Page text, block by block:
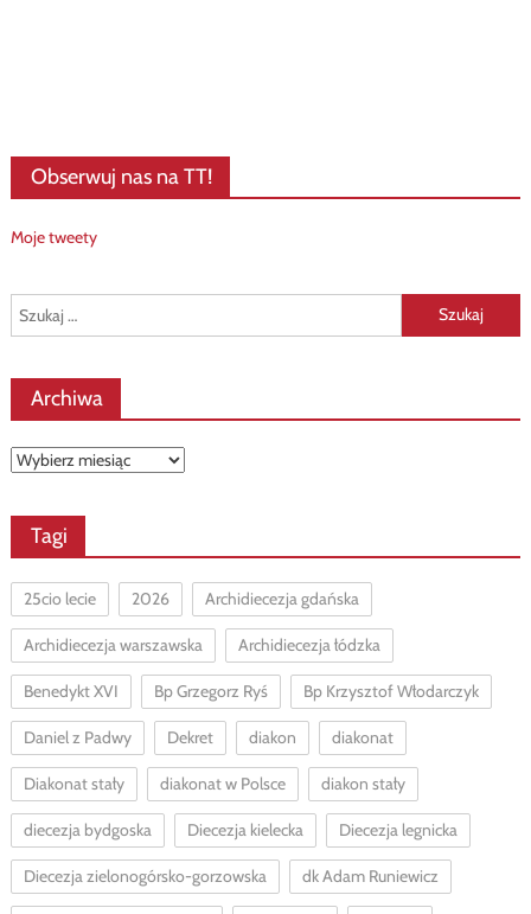
Obserwuj nas na TT!
Moje tweety
Szukaj:
Archiwa
Archiwa
Tagi
25cio lecie 2026 Archidiecezja gdańska
Archidiecezja warszawska Archidiecezja łódzka
Benedykt XVI Bp Grzegorz Ryś Bp Krzysztof Włodarczyk
Daniel z Padwy Dekret diakon diakonat
Diakonat stały diakonat w Polsce diakon stały
diecezja bydgoska Diecezja kielecka Diecezja legnicka
Diecezja zielonogórsko-gorzowska dk Adam Runiewicz